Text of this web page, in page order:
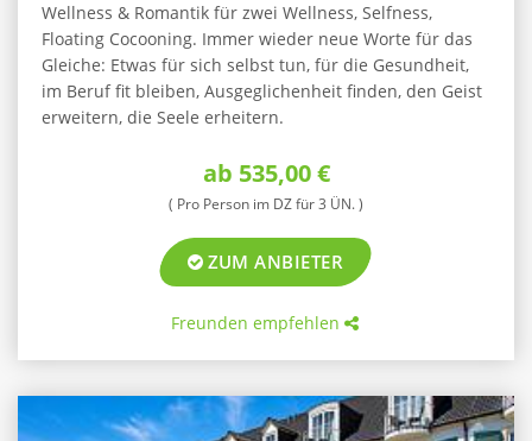
Wellness & Romantik für zwei Wellness, Selfness,
Floating Cocooning. Immer wieder neue Worte für das
Gleiche: Etwas für sich selbst tun, für die Gesundheit,
im Beruf fit bleiben, Ausgeglichenheit finden, den Geist
erweitern, die Seele erheitern.
ab 535,00 €
( Pro Person im DZ für 3 ÜN. )
ZUM ANBIETER
Freunden empfehlen